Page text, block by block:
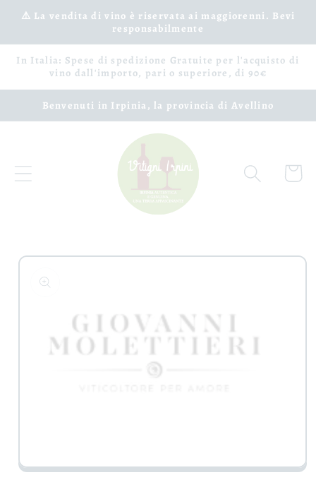
Vai
direttamente
⚠️ La vendita di vino è riservata ai maggiorenni. Bevi
responsabilmente
In Italia: Spese di spedizione Gratuite per l'acquisto di
vino dall'importo, pari o superiore, di 90€
Benvenuti in Irpinia, la provincia di Avellino
Carrello
Passa alle
informazioni
sul prodotto
Apri